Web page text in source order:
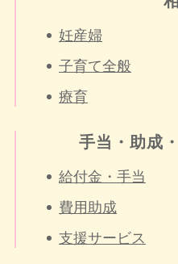
妊産婦
子育て全般
療育
手当・助成
給付金・手当
費用助成
支援サービス